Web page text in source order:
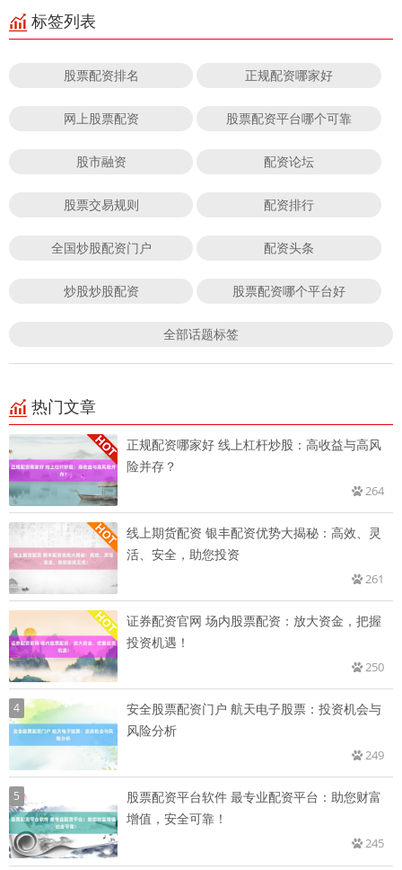
标签列表
股票配资排名 正规配资哪家好
网上股票配资 股票配资平台哪个可靠
股市融资 配资论坛
股票交易规则 配资排行
全国炒股配资门户 配资头条
炒股炒股配资 股票配资哪个平台好
全部话题标签
热门文章
正规配资哪家好 线上杠杆炒股：高收益与高风
险并存？
264
线上期货配资 银丰配资优势大揭秘：高效、灵
活、安全，助您投资
261
证券配资官网 场内股票配资：放大资金，把握
投资机遇！
250
4
安全股票配资门户 航天电子股票：投资机会与
风险分析
249
5
股票配资平台软件 最专业配资平台：助您财富
增值，安全可靠！
245